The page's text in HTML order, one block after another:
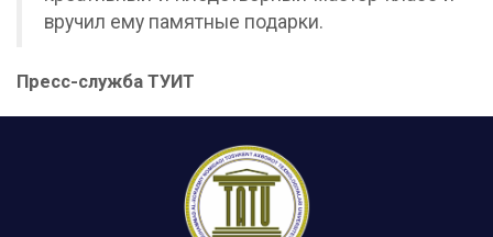
вручил ему памятные подарки.
Пресс-служба ТУИТ